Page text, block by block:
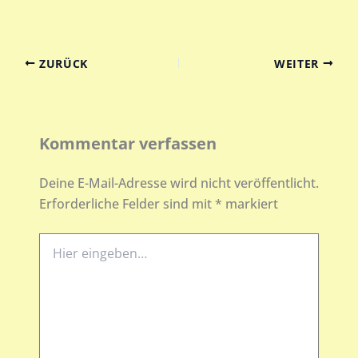
ZURÜCK WEITER
Kommentar verfassen
Deine E-Mail-Adresse wird nicht veröffentlicht.
Erforderliche Felder sind mit * markiert
eingeben…